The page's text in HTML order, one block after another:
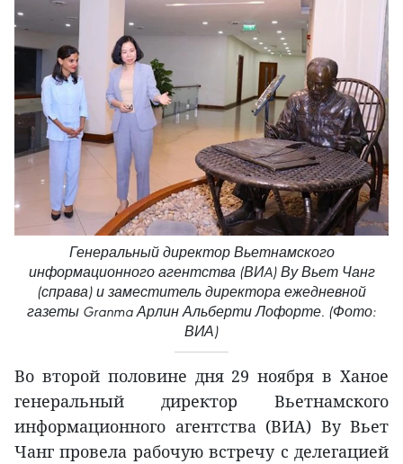
Генеральный директор Вьетнамского
информационного агентства (ВИA) Ву Вьет Чанг
(справа) и заместитель директора ежедневной
газеты Granma Арлин Альберти Лофорте. (Фото:
ВИА)
Во второй половине дня 29 ноября в Ханое
генеральный директор Вьетнамского
информационного агентства (ВИА) Ву Вьет
Чанг провела рабочую встречу с делегацией